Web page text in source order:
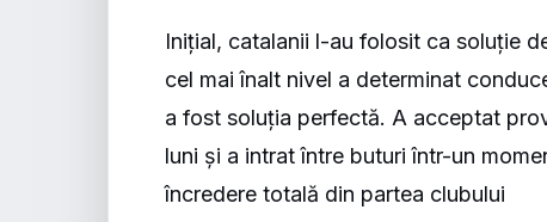
Inițial, catalanii l-au folosit ca soluție
cel mai înalt nivel a determinat
a fost soluția perfectă. A acceptat
luni și a intrat între buturi într-un
încredere totală din partea clubului